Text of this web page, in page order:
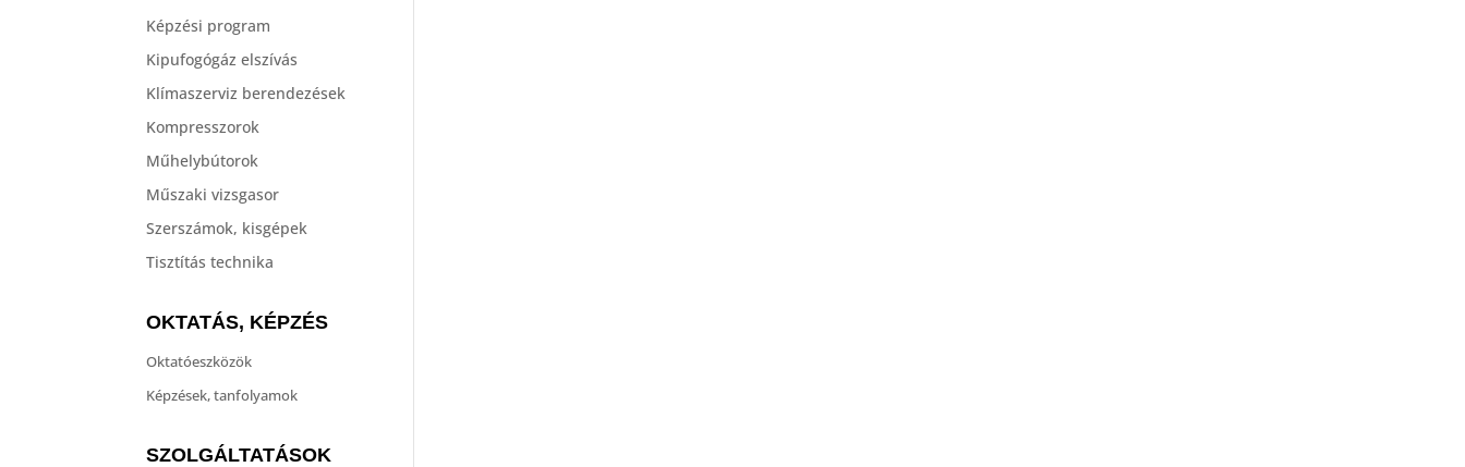
Képzési program
Kipufogógáz elszívás
Klímaszerviz berendezések
Kompresszorok
Műhelybútorok
Műszaki vizsgasor
Szerszámok, kisgépek
Tisztítás technika
OKTATÁS, KÉPZÉS
Oktatóeszközök
Képzések, tanfolyamok
SZOLGÁLTATÁSOK